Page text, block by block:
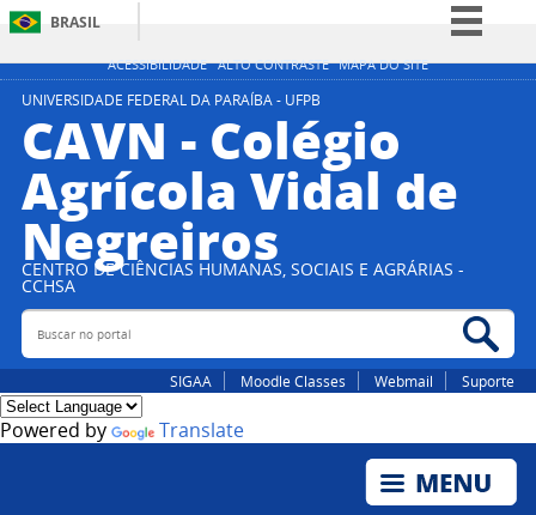
ACESSIBILIDADE ALTO CONTRASTE MAPA DO SITE
BRASIL
Simplifique!
Participe
Acesso à informação
Legislação
UNIVERSIDADE FEDERAL DA PARAÍBA - UFPB
CAVN - Colégio
Agrícola Vidal de
Negreiros
CENTRO DE CIÊNCIAS HUMANAS, SOCIAIS E AGRÁRIAS -
CCHSA
Buscar no portal
SIGAA Moodle Classes Webmail Suporte
Powered by Translate